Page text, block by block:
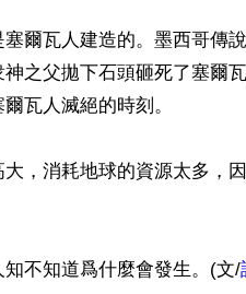
爾瓦人建造的。墨西哥傳
之父拋下石頭砸死了塞爾
瓦人滅絕的時刻。
，消耗地球的資源太多，
不知道爲什麼會發生。(文/